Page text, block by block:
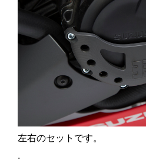
左右のセットです。
.